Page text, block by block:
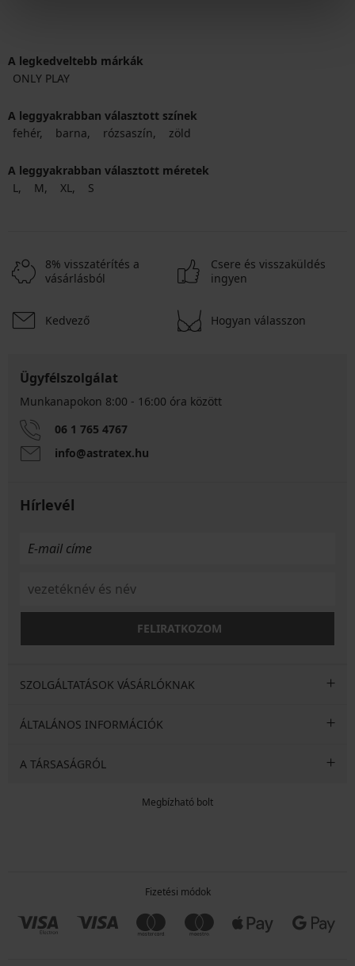
A legkedveltebb márkák
ONLY PLAY
A leggyakrabban választott színek
fehér
barna rózsaszín zöld
A leggyakrabban választott méretek
L
M XL S
8% visszatérítés a
vásárlásból
Csere és visszaküldés
ingyen
Kedvező Hogyan válasszon
Ügyfélszolgálat
Munkanapokon 8:00 - 16:00 óra között
06 1 765 4767
info@astratex.hu
Hírlevél
FELIRATKOZOM
SZOLGÁLTATÁSOK VÁSÁRLÓKNAK
ÁLTALÁNOS INFORMÁCIÓK
A TÁRSASÁGRÓL
Megbízható bolt
Fizetési módok